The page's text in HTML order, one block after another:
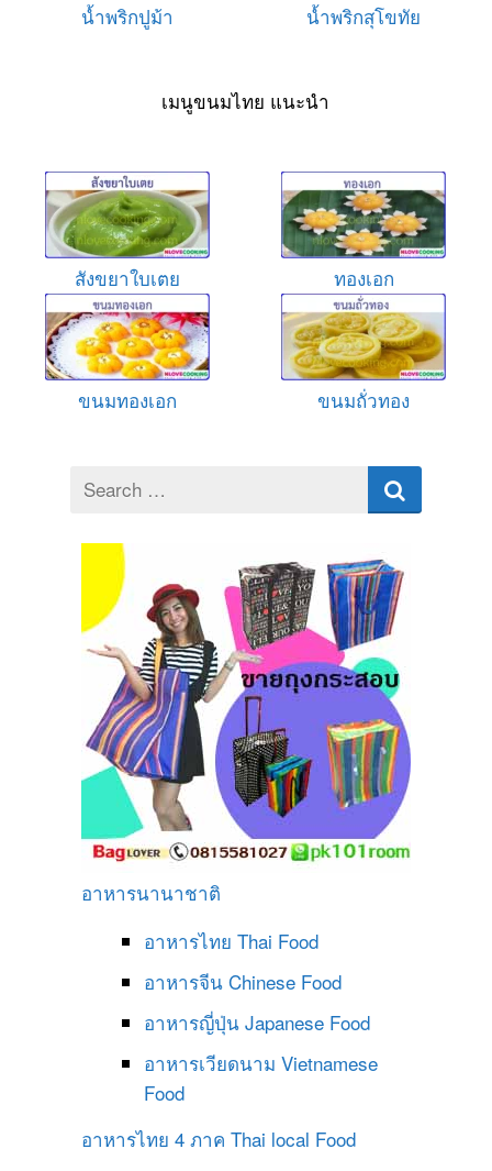
น้ำพริกปูม้า น้ำพริกสุโขทัย
เมนูขนมไทย แนะนำ
สังขยาใบเตย ทองเอก
ขนมทองเอก ขนมถั่วทอง
Search
for
อาหารนานาชาติ
อาหารไทย Thai Food
อาหารจีน Chinese Food
อาหารญี่ปุ่น Japanese Food
อาหารเวียดนาม Vietnamese
Food
อาหารไทย 4 ภาค Thai local Food